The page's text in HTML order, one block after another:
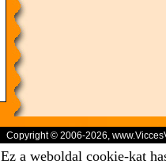
Copyright © 2006-2026,
Ez a weboldal cookie-kat